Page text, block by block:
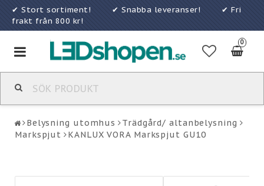
✔ Stort sortiment! ✔ Snabba leveranser! ✔ Fri
frakt från 800 kr!
0
Toggle
navigation
Belysning utomhus
Trädgård/ altanbelysning
Markspjut
KANLUX VORA Markspjut GU10